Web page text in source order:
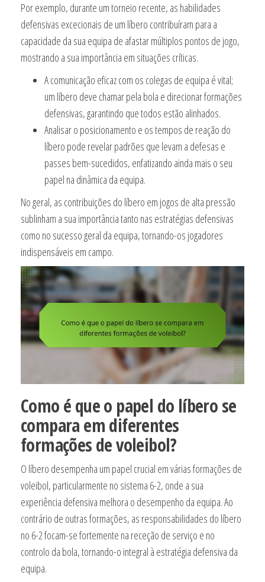
Por exemplo, durante um torneio recente, as habilidades
defensivas excecionais de um líbero contribuíram para a
capacidade da sua equipa de afastar múltiplos pontos de jogo,
mostrando a sua importância em situações críticas.
A comunicação eficaz com os colegas de equipa é vital;
um líbero deve chamar pela bola e direcionar formações
defensivas, garantindo que todos estão alinhados.
Analisar o posicionamento e os tempos de reação do
líbero pode revelar padrões que levam a defesas e
passes bem-sucedidos, enfatizando ainda mais o seu
papel na dinâmica da equipa.
No geral, as contribuições do líbero em jogos de alta pressão
sublinham a sua importância tanto nas estratégias defensivas
como no sucesso geral da equipa, tornando-os jogadores
indispensáveis em campo.
Como é que o papel do líbero se
compara em diferentes
formações de voleibol?
O líbero desempenha um papel crucial em várias formações de
voleibol, particularmente no sistema 6-2, onde a sua
experiência defensiva melhora o desempenho da equipa. Ao
contrário de outras formações, as responsabilidades do líbero
no 6-2 focam-se fortemente na receção de serviço e no
controlo da bola, tornando-o integral à estratégia defensiva da
equipa.